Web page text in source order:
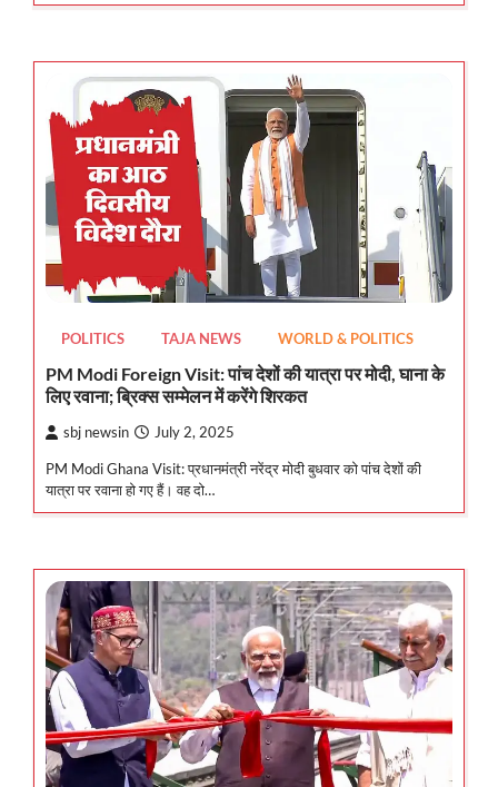
POLITICS TAJA NEWS WORLD & POLITICS
PM Modi Foreign Visit: पांच देशों की यात्रा पर मोदी, घाना के
लिए रवाना; ब्रिक्स सम्मेलन में करेंगे शिरकत
sbj newsin July 2, 2025
PM Modi Ghana Visit: प्रधानमंत्री नरेंद्र मोदी बुधवार को पांच देशों की
यात्रा पर रवाना हो गए हैं। वह दो…